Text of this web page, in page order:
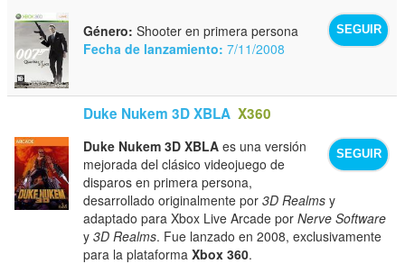
SEGUIR
Género: Shooter en primera persona
Fecha de lanzamiento: 7/11/2008
Duke Nukem 3D XBLA X360
SEGUIR
Duke Nukem 3D XBLA es una versión
mejorada del clásico videojuego de
disparos en primera persona,
desarrollado originalmente por3D Realms y
adaptado para Xbox Live Arcade porNerve Software
y3D Realms. Fue lanzado en 2008, exclusivamente
para la plataformaXbox 360.